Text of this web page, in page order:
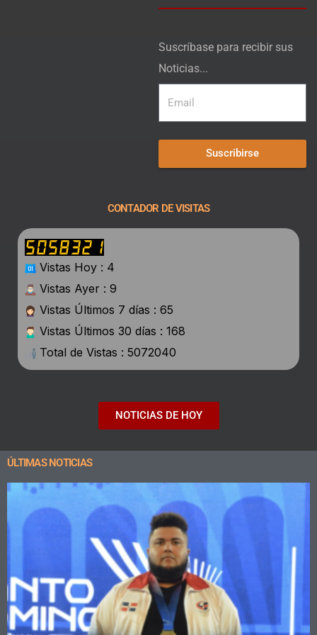
Suscríbase para recibir sus
Noticias...
Suscribirse
CONTADOR DE VISITAS
Vistas Hoy : 4
Vistas Ayer : 9
Vistas Últimos 7 días : 65
Vistas Últimos 30 días : 168
Total de Vistas : 5072040
NOTICIAS DE HOY
ÚLTIMAS NOTICIAS